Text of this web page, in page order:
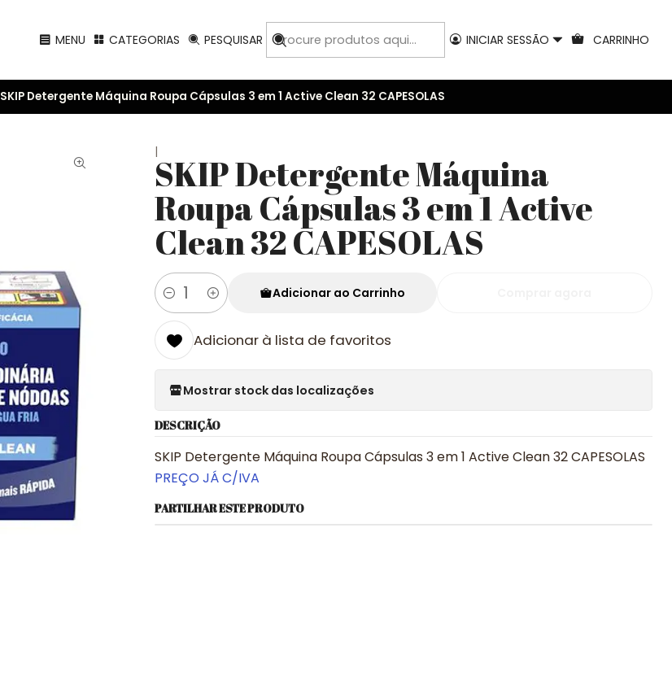
MENU CATEGORIAS PESQUISAR INICIAR SESSÃO CARRINHO
SKIP Detergente Máquina Roupa Cápsulas 3 em 1 Active Clean 32 CAPESOLAS
|
SKIP Detergente Máquina
Roupa Cápsulas 3 em 1 Active
Clean 32 CAPESOLAS
Quantidade
Adicionar ao Carrinho
Adicionar à lista de favoritos
Mostrar stock das localizações
DESCRIÇÃO
SKIP Detergente Máquina Roupa Cápsulas 3 em 1 Active Clean 32 CAPESOLAS
PREÇO JÁ C/IVA
PARTILHAR ESTE PRODUTO